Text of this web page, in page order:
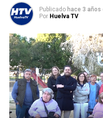
Publicado hace 3 años
Por Huelva TV